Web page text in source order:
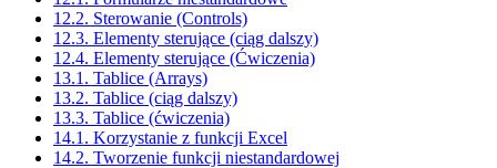
12.2. Sterowanie (Controls)
12.3. Elementy sterujące (ciąg dalszy)
12.4. Elementy sterujące (Ćwiczenia)
13.1. Tablice (Arrays)
13.2. Tablice (ciąg dalszy)
13.3. Tablice (ćwiczenia)
14.1. Korzystanie z funkcji Excel
14.2. Tworzenie funkcji niestandardowej